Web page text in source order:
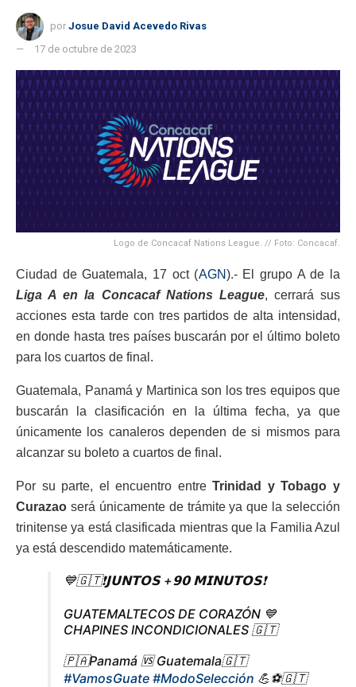
por Josue David Acevedo Rivas
17 de octubre de 2023
Logo de Concacaf Nations League. // Foto: Concacaf.
Ciudad de Guatemala, 17 oct (AGN).- El grupo A de la
Liga A en la Concacaf Nations League, cerrará sus
acciones esta tarde con tres partidos de alta intensidad,
en donde hasta tres países buscarán por el último boleto
para los cuartos de final.
Guatemala, Panamá y Martinica son los tres equipos que
buscarán la clasificación en la última fecha, ya que
únicamente los canaleros dependen de si mismos para
alcanzar su boleto a cuartos de final.
Por su parte, el encuentro entreTrinidad y Tobago y
Curazao será únicamente de trámite ya que la selección
trinitense ya está clasificada mientras que la Familia Azul
ya está descendido matemáticamente.
💙🇬🇹❗𝗝𝗨𝗡𝗧𝗢𝗦 +𝟵𝟬 𝗠𝗜𝗡𝗨𝗧𝗢𝗦❗
GUATEMALTECOS DE CORAZÓN 💙
CHAPINES INCONDICIONALES 🇬🇹
🇵🇦Panamá 🆚 Guatemala🇬🇹
#VamosGuate #ModoSelección 💪⚽️🇬🇹